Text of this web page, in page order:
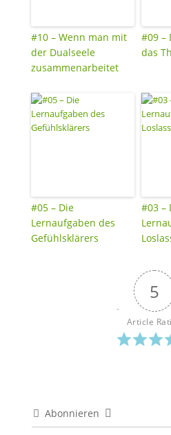
#10 – Wenn man mit
der Dualseele
zusammenarbeitet
#09 –
das
#05 – Die
Lernaufgaben des
Gefühlsklärers
#03 –
5
Article
Abonnieren